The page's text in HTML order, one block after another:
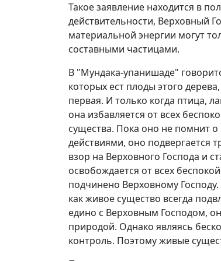
Такое заявление находится в
действительности, Верховный
материальной энергии могут
составными частицами.
В "Мундака-упанишаде"
которых ест плоды этого
первая. И только когда птица,
она избавляется от всех
существа. Пока оно не помнит
действиями, оно подвергается
взор на Верховного Господа и
освобождается от всех
подчинено Верховному
как живое существо всегда
едино с Верховным Господом,
природой. Однако являясь
контроль. Поэтому живые